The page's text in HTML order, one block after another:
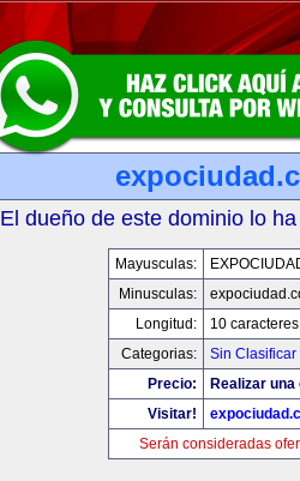
El dueño de este dominio lo
Mayusculas:
Minusculas:
Longitud:
10 caracteres
Categorias:
Sin Clasificar
Precio:
Realizar
Visitar!
Serán consideradas